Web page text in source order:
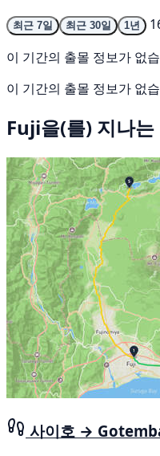
최근 7일 최근 30일 1년
이 기간의 출몰 정보가 없
이 기간의 출몰 정보가 없
Fuji을(를) 지나는
사이호 →